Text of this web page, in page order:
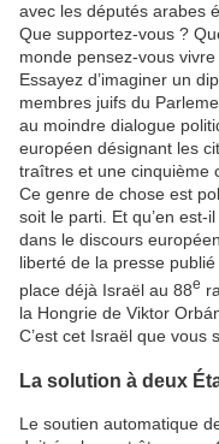
avec les députés arabes
Que supportez-vous ?
monde pensez-vous vivre
Essayez d’imaginer un
membres juifs du
au moindre dialogue
européen désignant les
traîtres et une cinquième
Ce genre de chose est
soit le parti. Et qu’en est-
dans le discours
liberté de la presse
place déjà Israël au 88e
la Hongrie de Viktor
C’est cet Israël que vous
La solution à deux
Le soutien automatique